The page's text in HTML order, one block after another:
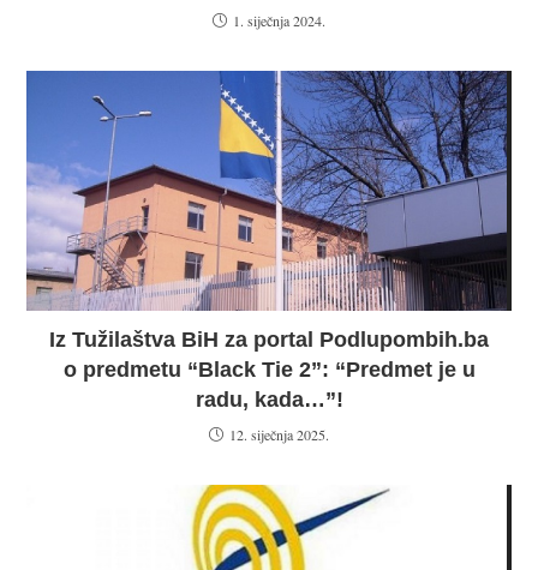
1. siječnja 2024.
Iz Tužilaštva BiH za portal Podlupombih.ba
o predmetu “Black Tie 2”: “Predmet je u
radu, kada…”!
12. siječnja 2025.